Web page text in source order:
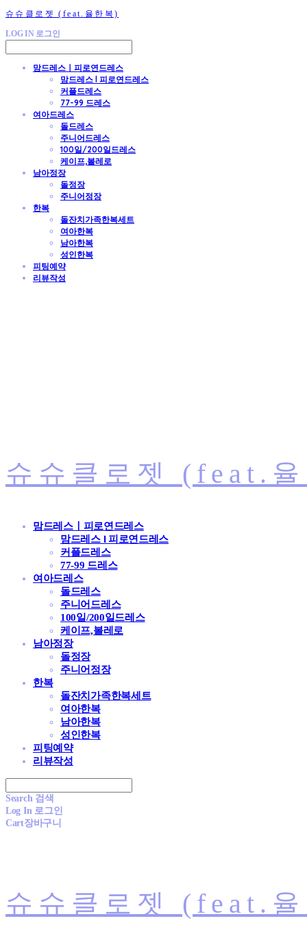
슈슈클로젯 (feat.율한복)
LOG IN 로그인
맘드레스ㅣ피로연드레스
맘드레스 l 피로연드레스
커플드레스
77-99 드레스
여아드레스
돌드레스
주니어드레스
100일/200일드레스
케이프,볼레로
남아정장
돌정장
주니어정장
한복
돌잔치가족한복세트
여아한복
남아한복
성인한복
피팅예약
리뷰작성
슈슈클로젯 (feat.
맘드레스ㅣ피로연드레스
맘드레스 l 피로연드레스
커플드레스
77-99 드레스
여아드레스
돌드레스
주니어드레스
100일/200일드레스
케이프,볼레로
남아정장
돌정장
주니어정장
한복
돌잔치가족한복세트
여아한복
남아한복
성인한복
피팅예약
리뷰작성
Search 검색
Log In 로그인
Cart장바구니
슈슈클로젯 (feat.